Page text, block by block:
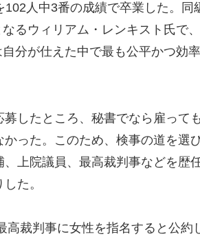
人中3番の成績で卒業した。同
るウィリアム・レンキスト氏で、
分が仕えた中で最も公平かつ効率
したところ、秘書でなら雇っても
かった。このため、検事の道を選
上院議員、最高裁判事などを歴
た。
高裁判事に女性を指名すると公約